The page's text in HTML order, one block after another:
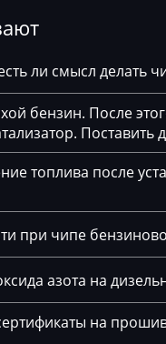
MD1CS00Х)
Bosch MDG1
35UP)
Bosch MDG1
Bosch ME7.2.x
Bosch ME9.2
Bosch ME9.2.1
Bosch ME9.2.2
ли смысл делать
бензин. После
топлива после
при чипе
азота на
на